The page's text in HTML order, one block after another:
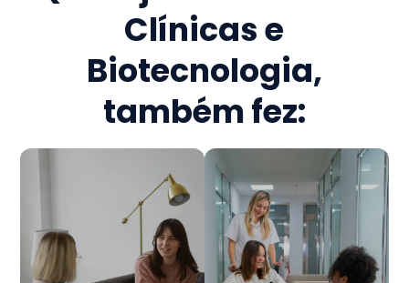
Clínicas e
Biotecnologia,
também fez: